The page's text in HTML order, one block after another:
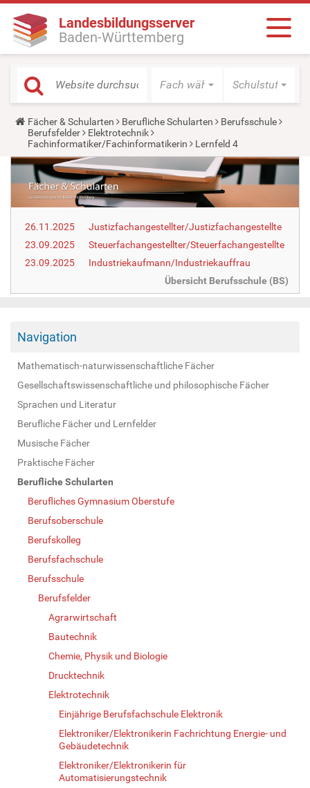
Landesbildungsserver
Baden-Württemberg
Fach wählen Schulstufe
Y
o
u
a
r
h
e
r
:
Fächer & Schularten Berufliche Schularten
Berufsschule
Berufsfelder
Elektrotechnik
Fachinformatiker/Fachinformatikerin
Lernfeld 4
26.11.2025
Justizfachangestellter/Justizfachangestellte
23.09.2025
Steuerfachangestellter/Steuerfachangestellte
23.09.2025
Industriekaufmann/Industriekauffrau
Übersicht Berufsschule (BS)
Navigation
Mathematisch-naturwissenschaftliche Fächer
Gesellschaftswissenschaftliche und philosophische Fächer
Sprachen und Literatur
Berufliche Fächer und Lernfelder
Musische Fächer
Praktische Fächer
Berufliche Schularten
Berufliches Gymnasium Oberstufe
Berufsoberschule
Berufskolleg
Berufsfachschule
Berufsschule
Berufsfelder
Agrarwirtschaft
Bautechnik
Chemie, Physik und Biologie
Drucktechnik
Elektrotechnik
Einjährige Berufsfachschule Elektronik
Elektroniker/Elektronikerin Fachrichtung Energie- und
Gebäudetechnik
Elektroniker/Elektronikerin für
Automatisierungstechnik